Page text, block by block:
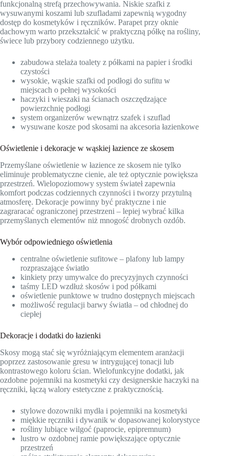
funkcjonalną strefą przechowywania. Niskie szafki z
wysuwanymi koszami lub szufladami zapewnią wygodny
dostęp do kosmetyków i ręczników. Parapet przy oknie
dachowym warto przekształcić w praktyczną półkę na rośliny,
świece lub przybory codziennego użytku.
zabudowa stelaża toalety z półkami na papier i środki
czystości
wysokie, wąskie szafki od podłogi do sufitu w
miejscach o pełnej wysokości
haczyki i wieszaki na ścianach oszczędzające
powierzchnię podłogi
system organizerów wewnątrz szafek i szuflad
wysuwane kosze pod skosami na akcesoria łazienkowe
Oświetlenie i dekoracje w wąskiej łazience ze skosem
Przemyślane oświetlenie w łazience ze skosem nie tylko
eliminuje problematyczne cienie, ale też optycznie powiększa
przestrzeń. Wielopoziomowy system świateł zapewnia
komfort podczas codziennych czynności i tworzy przytulną
atmosferę. Dekoracje powinny być praktyczne i nie
zagraracać ograniczonej przestrzeni – lepiej wybrać kilka
przemyślanych elementów niż mnogość drobnych ozdób.
Wybór odpowiedniego oświetlenia
centralne oświetlenie sufitowe – plafony lub lampy
rozpraszające światło
kinkiety przy umywalce do precyzyjnych czynności
taśmy LED wzdłuż skosów i pod półkami
oświetlenie punktowe w trudno dostępnych miejscach
możliwość regulacji barwy światła – od chłodnej do
ciepłej
Dekoracje i dodatki do łazienki
Skosy mogą stać się wyróżniającym elementem aranżacji
poprzez zastosowanie gresu w intrygującej tonacji lub
kontrastowego koloru ścian. Wielofunkcyjne dodatki, jak
ozdobne pojemniki na kosmetyki czy designerskie haczyki na
ręczniki, łączą walory estetyczne z praktycznością.
stylowe dozowniki mydła i pojemniki na kosmetyki
miękkie ręczniki i dywanik w dopasowanej kolorystyce
rośliny lubiące wilgoć (paprocie, epipremnum)
lustro w ozdobnej ramie powiększające optycznie
przestrzeń